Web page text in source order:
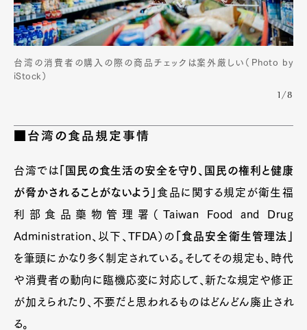
台湾の消費者の購入の際の商品チェックは案外厳しい（Photo by
iStock）
1/8
■台湾の食品規定事情
台湾では
「国民の食生活の安全を守り、国民の権利と健康
が脅かされることがないよう」 食品に関する規定が衛生福
利部食品藥物管理署（Taiwan Food and Drug
Administration、以下、TFDA）の
「食品安全衛生管理法」
を筆頭にかなり多く制定されている。そしてその規定も、時代
や消費者の動向に臨機応変に対応して、新たな規定や修正
が加えられたり、不要だと思われるものはどんどん廃止され
る。